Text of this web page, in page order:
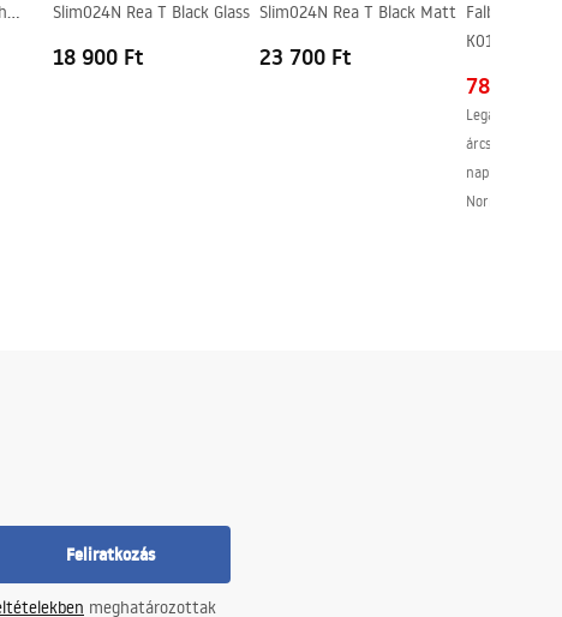
Slim024N Rea T Black Glass
18 900 Ft
Slim024N Rea T Black Matt
23 700 Ft
Falba
K011A-Q T
78 300 Ft
árcsökkentést
napban:
Normál ár
Feliratkozás
meghatározottak